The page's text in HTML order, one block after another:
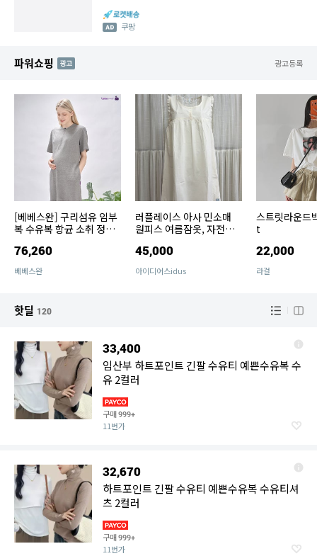
쿠팡
파워쇼핑 AD 광고등록
[베베스완] 구리섬유 임부
복 수유복 항균 소취 정전
76,260
베베스완
러플레이스 아사 민소매
원피스 여름잠옷, 자전거
45,000
아이디어스idus
스트릿라운드
t
22,000
라걸
핫딜 120
33,400
임산부 하트포인트 긴팔 수유티 예쁜수유복 수
유 2컬러
구매999+
11번가
32,670
하트포인트 긴팔 수유티 예쁜수유복 수유티셔
츠 2컬러
구매999+
11번가